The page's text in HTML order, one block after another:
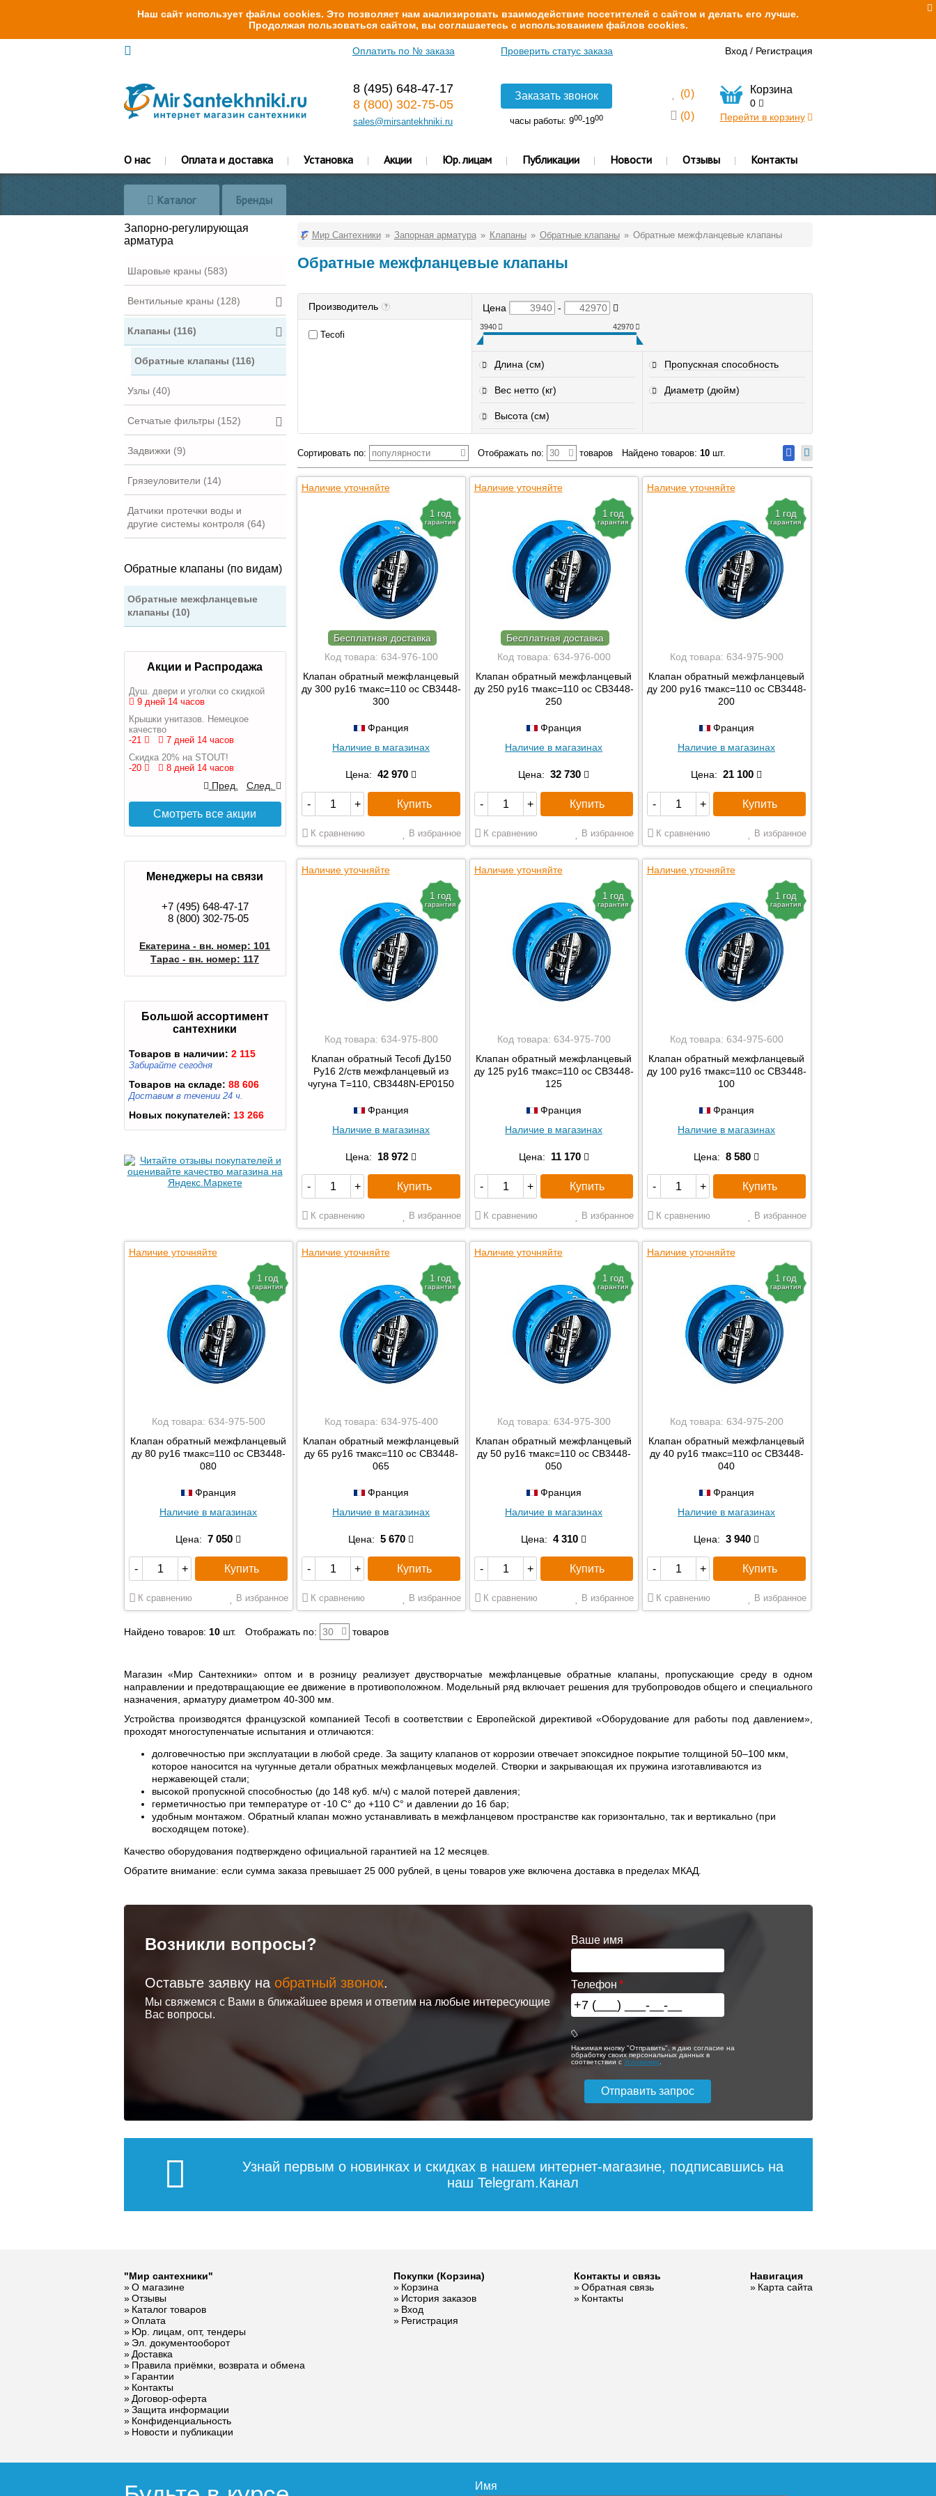
Наш сайт использует файлы cookies. Это позволяет нам анализировать взаимодействие посетителей с сайтом и делать его лучше.
Продолжая пользоваться сайтом, вы соглашаетесь с использованием файлов cookies.
Оплатить по № заказа Проверить статус заказа Вход / Регистрация
8 (495) 648-47-17
8 (800) 302-75-05
sales@mirsantekhniki.ru
Заказать звонок
часы работы: 900-1900
(0)
(0)
Корзина
0
Перейти в корзину
О нас Оплата и доставка Установка Акции Юр. лицам Публикации Новости Отзывы Контакты
Каталог Бренды
Запорно-регулирующая
арматура
Шаровые краны (583)
Вентильные краны (128)
Клапаны (116)
Обратные клапаны (116)
Узлы (40)
Сетчатые фильтры (152)
Задвижки (9)
Грязеуловители (14)
Датчики протечки воды и
другие системы контроля (64)
Обратные клапаны (по видам)
Обратные межфланцевые
клапаны (10)
Акции и Распродажа
Душ. двери и уголки со скидкой
9 дней 14 часов
Крышки унитазов. Немецкое
качество
-21
7 дней 14 часов
Скидка 20% на STOUT!
-20
8 дней 14 часов
Пред. След.
Смотреть все акции
Менеджеры на связи
+7 (495) 648-47-17
8 (800) 302-75-05
Екатерина - вн. номер: 101
Тарас - вн. номер: 117
Большой ассортимент
сантехники
Товаров в наличии: 2 115
Забирайте сегодня
Товаров на складе: 88 606
Доставим в течении 24 ч.
Новых покупателей: 13 266
Мир Сантехники Запорная арматура Клапаны Обратные клапаны Обратные межфланцевые клапаны
Обратные межфланцевые клапаны
Производитель ?
Tecofi
Цена -
3940 42970
Длина (см)
Вес нетто (кг)
Высота (см)
Пропускная способность
Диаметр (дюйм)
Сортировать по: популярности Отображать по: 30 товаров Найдено товаров: 10шт.
Наличие уточняйте
1 год
гарантия
Бесплатная доставка
Код товара: 634-976-100
Клапан обратный межфланцевый
ду 300 ру16 тмакс=110 ос CB3448-
300
Франция
Наличие в магазинах
Цена: 42 970
- + Купить
К сравнению В избранное
Наличие уточняйте
1 год
гарантия
Бесплатная доставка
Код товара: 634-976-000
Клапан обратный межфланцевый
ду 250 ру16 тмакс=110 ос CB3448-
250
Франция
Наличие в магазинах
Цена: 32 730
- + Купить
К сравнению В избранное
Наличие уточняйте
1 год
гарантия
Код товара: 634-975-900
Клапан обратный межфланцевый
ду 200 ру16 тмакс=110 ос CB3448-
200
Франция
Наличие в магазинах
Цена: 21 100
- + Купить
К сравнению В избранное
Наличие уточняйте
1 год
гарантия
Код товара: 634-975-800
Клапан обратный Tecofi Ду150
Ру16 2/ств межфланцевый из
чугуна T=110, CB3448N-EP0150
Франция
Наличие в магазинах
Цена: 18 972
- + Купить
К сравнению В избранное
Наличие уточняйте
1 год
гарантия
Код товара: 634-975-700
Клапан обратный межфланцевый
ду 125 ру16 тмакс=110 ос CB3448-
125
Франция
Наличие в магазинах
Цена: 11 170
- + Купить
К сравнению В избранное
Наличие уточняйте
1 год
гарантия
Код товара: 634-975-600
Клапан обратный межфланцевый
ду 100 ру16 тмакс=110 ос CB3448-
100
Франция
Наличие в магазинах
Цена: 8 580
- + Купить
К сравнению В избранное
Наличие уточняйте
1 год
гарантия
Код товара: 634-975-500
Клапан обратный межфланцевый
ду 80 ру16 тмакс=110 ос CB3448-
080
Франция
Наличие в магазинах
Цена: 7 050
- + Купить
К сравнению В избранное
Наличие уточняйте
1 год
гарантия
Код товара: 634-975-400
Клапан обратный межфланцевый
ду 65 ру16 тмакс=110 ос CB3448-
065
Франция
Наличие в магазинах
Цена: 5 670
- + Купить
К сравнению В избранное
Наличие уточняйте
1 год
гарантия
Код товара: 634-975-300
Клапан обратный межфланцевый
ду 50 ру16 тмакс=110 ос CB3448-
050
Франция
Наличие в магазинах
Цена: 4 310
- + Купить
К сравнению В избранное
Наличие уточняйте
1 год
гарантия
Код товара: 634-975-200
Клапан обратный межфланцевый
ду 40 ру16 тмакс=110 ос CB3448-
040
Франция
Наличие в магазинах
Цена: 3 940
- + Купить
К сравнению В избранное
Найдено товаров: 10шт. Отображать по: 30 товаров
Магазин «Мир Сантехники» оптом и в розницу реализует двустворчатые межфланцевые обратные клапаны, пропускающие среду в одном
направлении и предотвращающие ее движение в противоположном. Модельный ряд включает решения для трубопроводов общего и специального
назначения, арматуру диаметром 40-300 мм.
Устройства производятся французской компанией Tecofi в соответствии с Европейской директивой «Оборудование для работы под давлением»,
проходят многоступенчатые испытания и отличаются:
долговечностью при эксплуатации в любой среде. За защиту клапанов от коррозии отвечает эпоксидное покрытие толщиной 50–100 мкм,
которое наносится на чугунные детали обратных межфланцевых моделей. Створки и закрывающая их пружина изготавливаются из
нержавеющей стали;
высокой пропускной способностью (до 148 куб. м/ч) с малой потерей давления;
герметичностью при температуре от -10 С° до +110 С° и давлении до 16 бар;
удобным монтажом. Обратный клапан можно устанавливать в межфланцевом пространстве как горизонтально, так и вертикально (при
восходящем потоке).
Качество оборудования подтверждено официальной гарантией на 12 месяцев.
Обратите внимание: если сумма заказа превышает 25 000 рублей, в цены товаров уже включена доставка в пределах МКАД.
Возникли вопросы?
Оставьте заявку на обратный звонок.
Мы свяжемся с Вами в ближайшее время и ответим на любые интересующие
Вас вопросы.
Ваше имя
Телефон
Нажимая кнопку "Отправить", я даю согласие на
обработку своих персональных данных в
соответствии сУсловиями
Узнай первым о новинках и скидках в нашем интернет-магазине, подписавшись на
наш Telegram.Канал
"Мир сантехники"
О магазине
Отзывы
Каталог товаров
Оплата
Юр. лицам, опт, тендеры
Эл. документооборот
Доставка
Правила приёмки, возврата и обмена
Гарантии
Контакты
Договор-оферта
Защита информации
Конфиденциальность
Новости и публикации
Покупки (Корзина)
Корзина
История заказов
Вход
Регистрация
Контакты и связь
Обратная связь
Контакты
Навигация
Карта сайта
Имя